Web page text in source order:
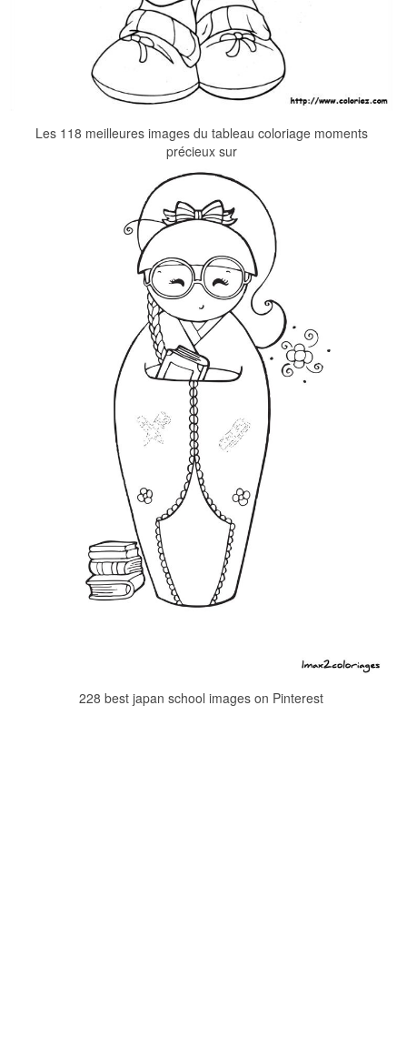
Les 118 meilleures images du tableau coloriage moments
précieux sur
228 best japan school images on Pinterest